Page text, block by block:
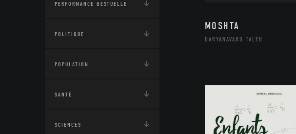
PERFORMANCE GESTUELLE
POLITIQUE
POPULATION
SANTÉ
SCIENCES
MOSHTA
DARYANAVARD TALEH